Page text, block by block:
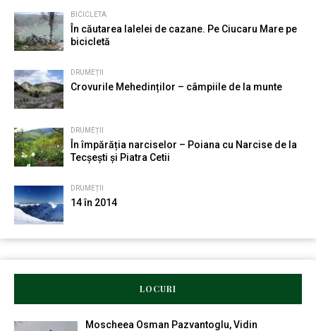
BICICLETA
În căutarea lalelei de cazane. Pe Ciucaru Mare pe
bicicletă
DRUMEȚII
Crovurile Mehedinților – câmpiile de la munte
DRUMEȚII
În împărăția narciselor – Poiana cu Narcise de la
Tecșești și Piatra Cetii
DRUMEȚII
14 în 2014
LOCURI
Moscheea Osman Pazvantoglu, Vidin